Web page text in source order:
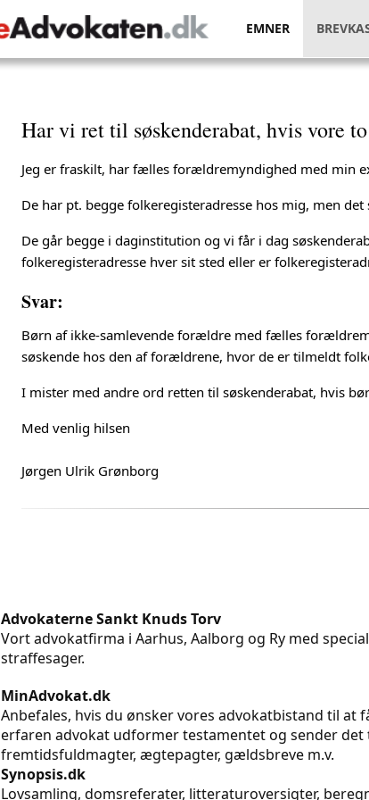
EMNER
Har vi ret til søskenderabat, hvis vore
Jeg er fraskilt, har fælles forældremyndighed med min
De har pt. begge folkeregisteradresse hos mig, men
De går begge i daginstitution og vi får i dag
folkeregisteradresse hver sit sted eller er
Svar:
Børn af ikke-samlevende forældre med fælles
søskende hos den af forældrene, hvor de er tilmeldt
I mister med andre ord retten til søskenderabat, hvis
Med venlig hilsen
Jørgen Ulrik Grønborg
Advokaterne Sankt Knuds Torv
Vort advokatfirma i Aarhus, Aalborg og Ry med
straffesager.
MinAdvokat.dk
Anbefales, hvis du ønsker vores advokatbistand til at
erfaren advokat udformer testamentet og sender
fremtidsfuldmagter, ægtepagter, gældsbreve m.v.
Synopsis.dk
Lovsamling, domsreferater, litteraturoversigter,